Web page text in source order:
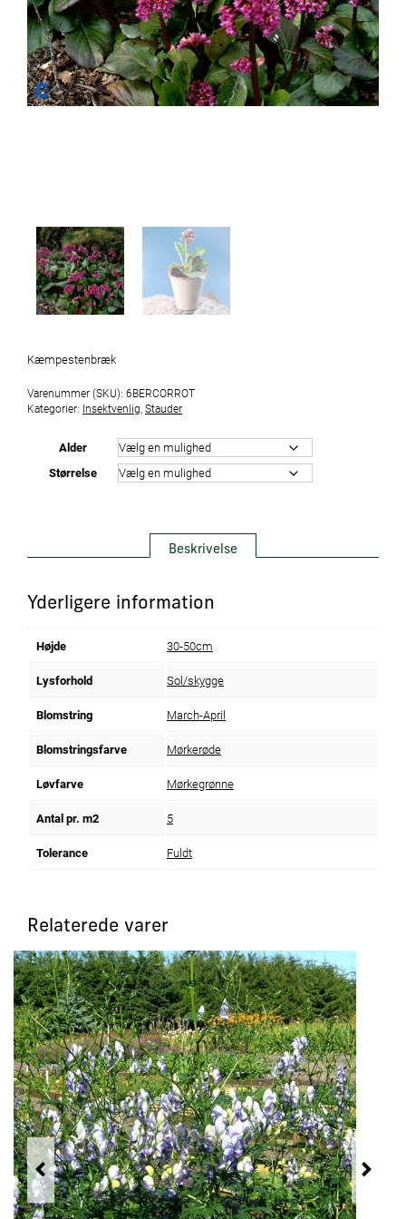
Kæmpestenbræk
Varenummer (SKU): 6BERCORROT
Kategorier: Insektvenlig, Stauder
Alder
Størrelse
Beskrivelse
Yderligere information
Højde 30-50cm
Lysforhold Sol/skygge
Blomstring March-April
Blomstringsfarve Mørkerøde
Løvfarve Mørkegrønne
Antal pr. m2 5
Tolerance Fuldt
Relaterede varer